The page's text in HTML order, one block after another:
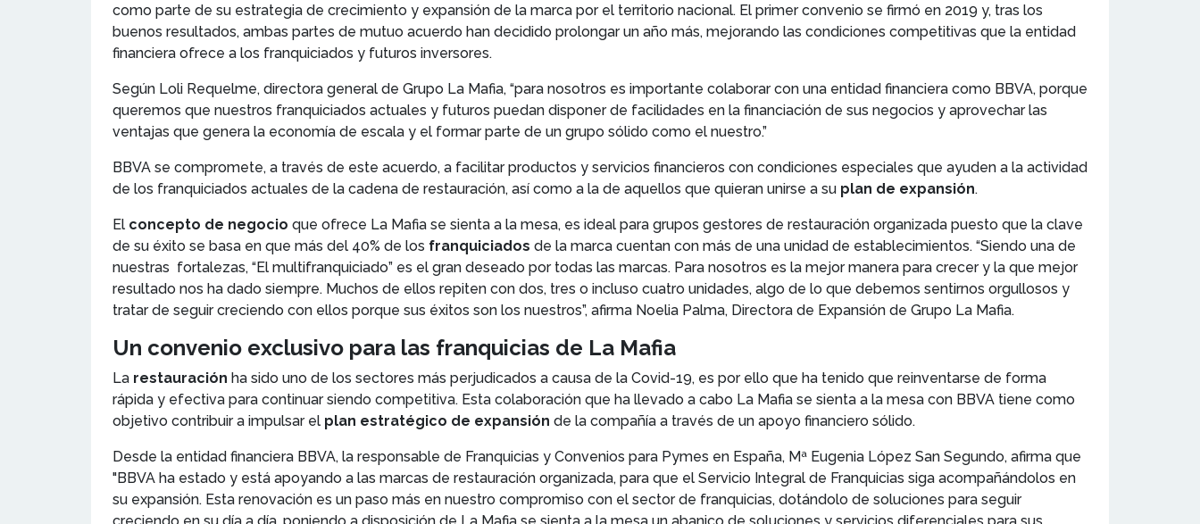
como parte de su estrategia de crecimiento y expansión de la marca por el territorio nacional. El primer convenio se firmó en 2019 y, tras los
buenos resultados, ambas partes de mutuo acuerdo han decidido prolongar un año más, mejorando las condiciones competitivas que la entidad
financiera ofrece a los franquiciados y futuros inversores.
Según Loli Requelme, directora general de Grupo La Mafia, “para nosotros es importante colaborar con una entidad financiera como BBVA, porque
queremos que nuestros franquiciados actuales y futuros puedan disponer de facilidades en la financiación de sus negocios y aprovechar las
ventajas que genera la economía de escala y el formar parte de un grupo sólido como el nuestro.”
BBVA se compromete, a través de este acuerdo, a facilitar productos y servicios financieros con condiciones especiales que ayuden a la actividad
de los franquiciados actuales de la cadena de restauración, así como a la de aquellos que quieran unirse a su plan de expansión.
El concepto de negocio que ofrece La Mafia se sienta a la mesa, es ideal para grupos gestores de restauración organizada puesto que la clave
de su éxito se basa en que más del 40% de los franquiciados de la marca cuentan con más de una unidad de establecimientos. “Siendo una de
nuestras fortalezas, “El multifranquiciado” es el gran deseado por todas las marcas. Para nosotros es la mejor manera para crecer y la que mejor
resultado nos ha dado siempre. Muchos de ellos repiten con dos, tres o incluso cuatro unidades, algo de lo que debemos sentirnos orgullosos y
tratar de seguir creciendo con ellos porque sus éxitos son los nuestros”, afirma Noelia Palma, Directora de Expansión de Grupo La Mafia.
Un convenio exclusivo para las franquicias de La Mafia
La restauración ha sido uno de los sectores más perjudicados a causa de la Covid-19, es por ello que ha tenido que reinventarse de forma
rápida y efectiva para continuar siendo competitiva. Esta colaboración que ha llevado a cabo La Mafia se sienta a la mesa con BBVA tiene como
objetivo contribuir a impulsar el plan estratégico de expansión de la compañía a través de un apoyo financiero sólido.
Desde la entidad financiera BBVA, la responsable de Franquicias y Convenios para Pymes en España, Mª Eugenia López San Segundo, afirma que
"BBVA ha estado y está apoyando a las marcas de restauración organizada, para que el Servicio Integral de Franquicias siga acompañándolos en
su expansión. Esta renovación es un paso más en nuestro compromiso con el sector de franquicias, dotándolo de soluciones para seguir
creciendo en su día a día, poniendo a disposición de La Mafia se sienta a la mesa un abanico de soluciones y servicios diferenciales para sus